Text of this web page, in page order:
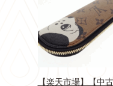
【楽天市場】【中